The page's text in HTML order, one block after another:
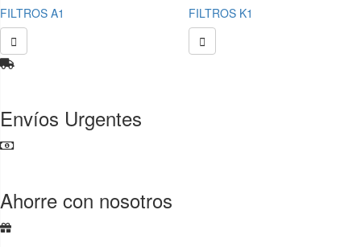
FILTROS A1

FILTROS K1

Envíos Urgentes
Ahorre con nosotros